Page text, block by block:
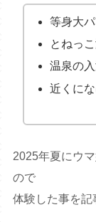
等身大
とねっ
温泉の
近くに
2025年夏にウ
ので
体験した事を記